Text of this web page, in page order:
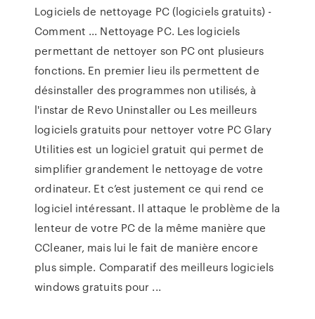
Logiciels de nettoyage PC (logiciels gratuits) -
Comment ... Nettoyage PC. Les logiciels
permettant de nettoyer son PC ont plusieurs
fonctions. En premier lieu ils permettent de
désinstaller des programmes non utilisés, à
l'instar de Revo Uninstaller ou Les meilleurs
logiciels gratuits pour nettoyer votre PC Glary
Utilities est un logiciel gratuit qui permet de
simplifier grandement le nettoyage de votre
ordinateur. Et c’est justement ce qui rend ce
logiciel intéressant. Il attaque le problème de la
lenteur de votre PC de la même manière que
CCleaner, mais lui le fait de manière encore
plus simple. Comparatif des meilleurs logiciels
windows gratuits pour ...